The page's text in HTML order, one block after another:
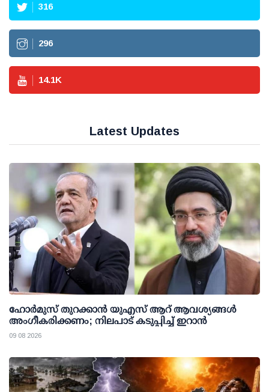
316
296
14.1K
Latest Updates
ഹോർമുസ് തുറക്കാൻ യുഎസ് ആറ് ആവശ്യങ്ങൾ
അംഗീകരിക്കണം; നിലപാട് കടുപ്പിച്ച് ഇറാൻ
09 08 2026